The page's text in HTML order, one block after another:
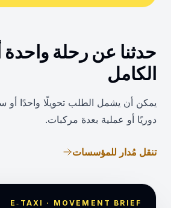
حدثنا عن رحلة واحدة
الكامل
يمكن أن يشمل الطلب تحويلًا واحدًا أو
دوريًا أو عملية بعدة مركبات.
تنقل مُدار للمؤسسات
E‑TAXI · MOVEMENT BRIEF